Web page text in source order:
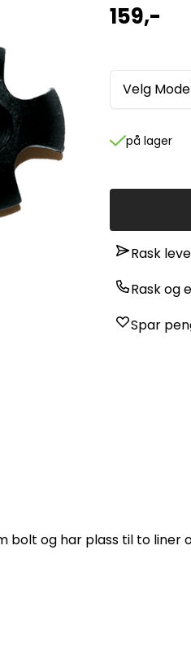
159,-
Velg
på lager
Rask
Rask og
Spar
bolt og har plass til to liner